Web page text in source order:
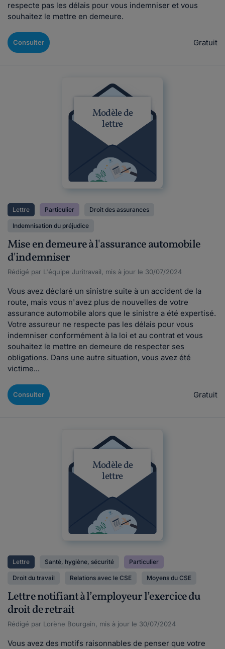
respecte pas les délais pour vous indemniser et vous
souhaitez le mettre en demeure.
Consulter Gratuit
Modèle de
lettre
Lettre Particulier Droit des assurances
Indemnisation du préjudice
Mise en demeure à l'assurance automobile
d'indemniser
Rédigé par L'équipe Juritravail, mis à jour le 30/07/2024
Vous avez déclaré un sinistre suite à un accident de la
route, mais vous n'avez plus de nouvelles de votre
assurance automobile alors que le sinistre a été expertisé.
Votre assureur ne respecte pas les délais pour vous
indemniser conformément à la loi et au contrat et vous
souhaitez le mettre en demeure de respecter ses
obligations. Dans une autre situation, vous avez été
victime...
Consulter Gratuit
Modèle de
lettre
Lettre Santé, hygiène, sécurité Particulier
Droit du travail Relations avec le CSE Moyens du CSE
Lettre notifiant à l’employeur l’exercice du
droit de retrait
Rédigé par Lorène Bourgain, mis à jour le 30/07/2024
Vous avez des motifs raisonnables de penser que votre